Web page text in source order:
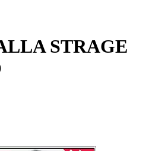
STRAGE